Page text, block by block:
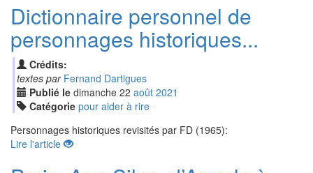
Dictionnaire personnel de
personnages historiques...
Crédits:
textes par Fernand Dartigues
Publié le dimanche 22 août 2021
Catégorie pour aider à rire
Personnages historiques revisités par FD (1965):
Lire l'article